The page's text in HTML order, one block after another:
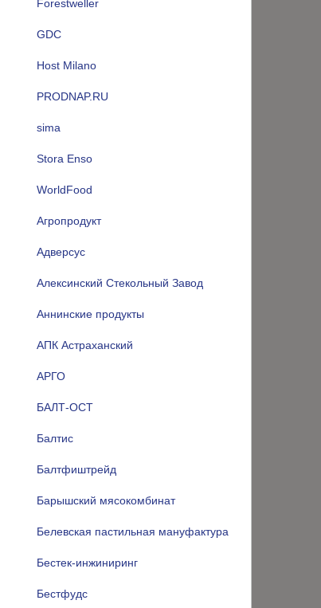
Forestweller
GDC
Host Milano
PRODNAP.RU
sima
Stora Enso
WorldFood
Агропродукт
Адверсус
Алексинский Стекольный Завод
Аннинские продукты
АПК Астраханский
АРГО
БАЛТ-ОСТ
Балтис
Балтфиштрейд
Барышский мясокомбинат
Белевская пастильная мануфактура
Бестек-инжиниринг
Бестфудс